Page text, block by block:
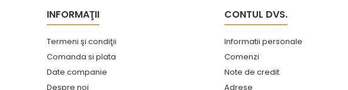
INFORMAŢII
Termeni şi condiţii
Comanda si plata
Date companie
Despre noi
CONTUL DVS.
Informatii personale
Comenzi
Note de credit
Adrese